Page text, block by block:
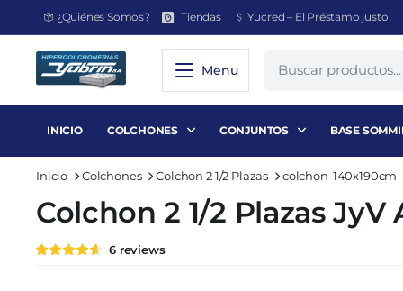
¿Quiénes Somos? Tiendas Yucred – El Préstamo justo
Menu
INICIO COLCHONES CONJUNTOS BASE
Inicio Colchones Colchon 2 1/2 Plazas colchon-140x190cm
Colchon 2 1/2 Plazas JyV
Valorado
66reviews